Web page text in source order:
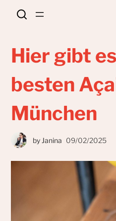
Hier gibt
besten
München
by Janina 09/02/2025